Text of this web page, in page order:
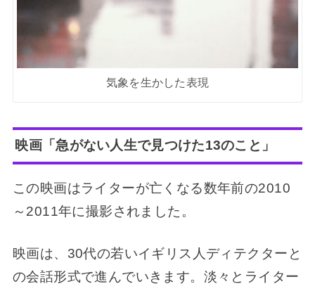
気象を生かした表現
映画「急がない人生で見つけた13のこと」
この映画はライターが亡くなる数年前の2010
～2011年に撮影されました。
映画は、30代の若いイギリス人ディテクターと
の会話形式で進んでいきます。淡々とライター